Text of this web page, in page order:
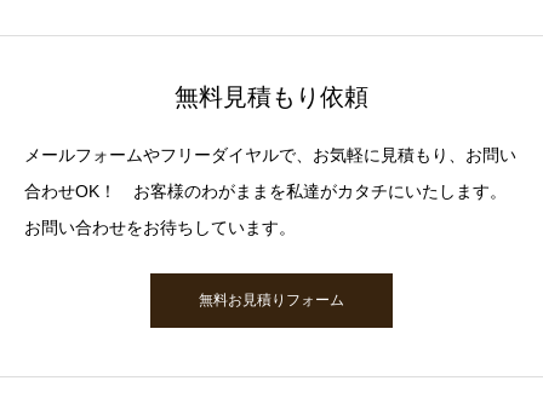
無料見積もり依頼
メールフォームやフリーダイヤルで、お気軽に見積もり、お問い
合わせOK！ お客様のわがままを私達がカタチにいたします。
お問い合わせをお待ちしています。
無料お見積りフォーム